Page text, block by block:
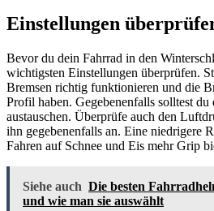
Einstellungen
Bevor du dein Fahrrad in den
wichtigsten Einstellungen überprüfen.
Bremsen richtig funktionieren und die
Profil haben. Gegebenenfalls solltest du
austauschen. Überprüfe auch den
ihn gegebenenfalls an. Eine niedrigere
Fahren auf Schnee und Eis mehr Grip
Siehe auch Die besten
und wie man sie auswählt